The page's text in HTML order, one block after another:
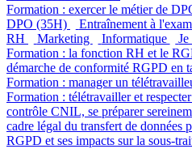
Formation : exercer le métier de
DPO (35H)
Entraînement à
RH
Marketing Informatique
Formation : la fonction RH et le
démarche de conformité RGPD en
Formation : manager un
Formation : télétravailler et
contrôle CNIL, se préparer
cadre légal du transfert de données
RGPD et ses impacts sur la sous-